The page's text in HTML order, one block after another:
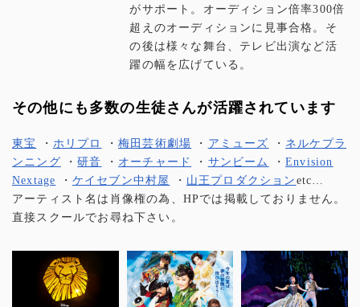
がサポート。オーディション倍率300倍
超えのオーディションに見事合格。そ
の後は様々な舞台、テレビ出演など活
躍の幅を広げている。
その他にも多数の生徒さんが活躍されています
東宝 ・ ホリプロ ・梅田芸術劇場 ・ アミューズ ・ ネルケプラ
ンニング ・研音 ・ オーチャード ・ サンビーム ・Envision
Nextage ・ ケイセブン中村屋 ・ 山王プロダクション etc…
アーティスト名は肖像権の為、HPでは掲載しておりません。
直接スクールでお尋ね下さい。